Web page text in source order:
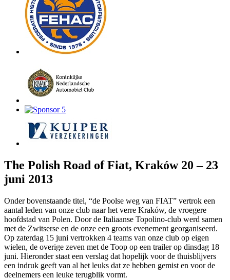
The Polish Road of Fiat, Kraków 20 – 23
juni 2013
Onder bovenstaande titel, “de Poolse weg van FIAT” vertrok een
aantal leden van onze club naar het verre Kraków, de vroegere
hoofdstad van Polen. Door de Italiaanse Topolino-club werd samen
met de Zwitserse en de onze een groots evenement georganiseerd.
Op zaterdag 15 juni vertrokken 4 teams van onze club op eigen
wielen, de overige zeven met de Toop op een trailer op dinsdag 18
juni. Hieronder staat een verslag dat hopelijk voor de thuisblijvers
een indruk geeft van al het leuks dat ze hebben gemist en voor de
deelnemers een leuke terugblik vormt.